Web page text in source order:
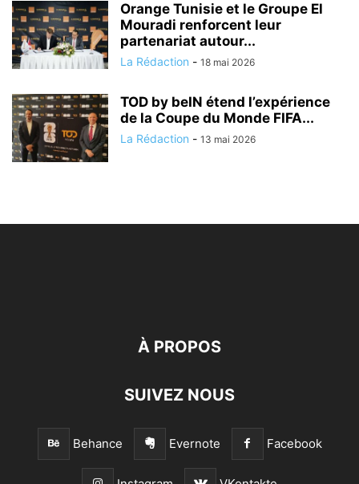
Orange Tunisie et le Groupe El
Mouradi renforcent leur
partenariat autour...
La Rédaction - 18 mai 2026
TOD by beIN étend l’expérience
de la Coupe du Monde FIFA...
La Rédaction - 13 mai 2026
À PROPOS
SUIVEZ NOUS
Behance Evernote Facebook